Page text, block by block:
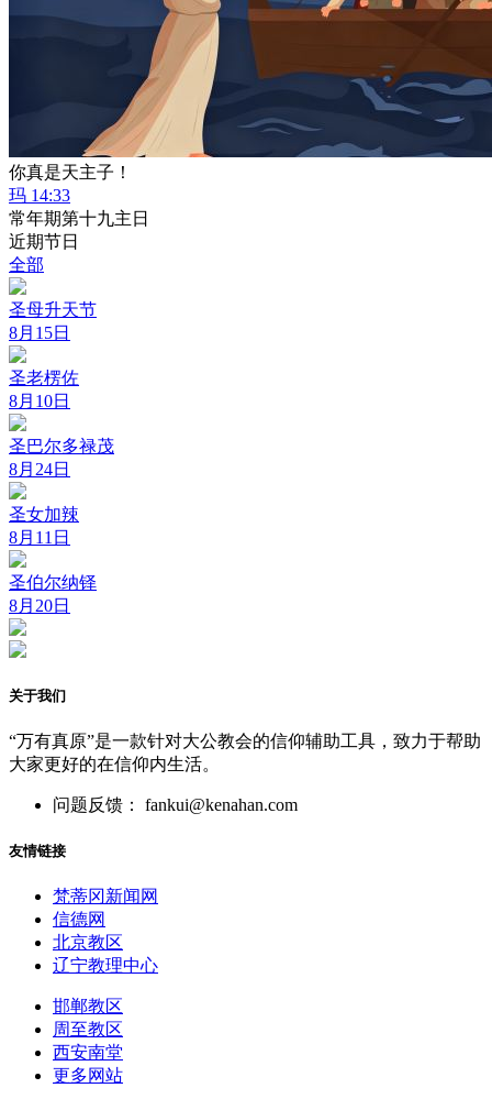
你真是天主子！
玛 14:33
常年期第十九主日
近期节日
全部
圣母升天节
8月15日
圣老楞佐
8月10日
圣巴尔多禄茂
8月24日
圣女加辣
8月11日
圣伯尔纳铎
8月20日
关于我们
“万有真原”是一款针对大公教会的信仰辅助工具，致力于帮助
大家更好的在信仰内生活。
问题反馈： fankui@kenahan.com
友情链接
梵蒂冈新闻网
信德网
北京教区
辽宁教理中心
邯郸教区
周至教区
西安南堂
更多网站